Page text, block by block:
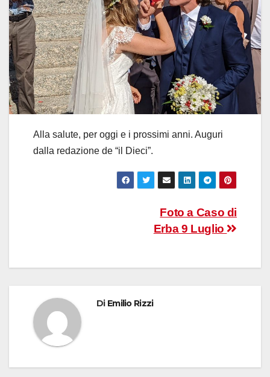
Alla salute, per oggi e i prossimi anni. Auguri
dalla redazione de “il Dieci”.
Foto a Caso di
Erba 9 Luglio
Di Emilio Rizzi